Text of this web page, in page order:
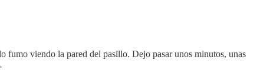
fumo viendo la pared del pasillo. Dejo pasar unos minutos, unas